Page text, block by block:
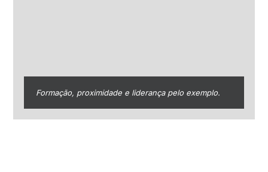
Formação, proximidade e liderança pelo exemplo.